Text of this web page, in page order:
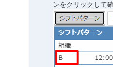
ンをクリックして